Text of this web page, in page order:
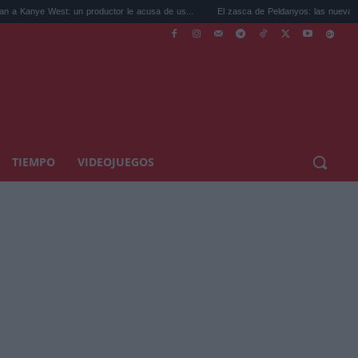
un productor le acusa de us... El zasca de Peldanyos: las nuevas uvas
TIEMPO VIDEOJUEGOS